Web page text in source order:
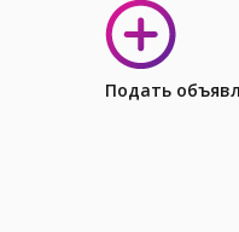
Подать